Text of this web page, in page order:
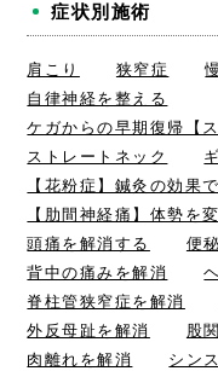
症状別施術
肩こり 狭窄症
自律神経を整える
ケガからの早期復帰【
ストレートネック
【花粉症】鍼灸の効果
【肋間神経痛】体勢を
頭痛を解消する
便
背中の痛みを解消
脊柱管狭窄症を解消
外反母趾を解消
股
肉離れを解消
シン